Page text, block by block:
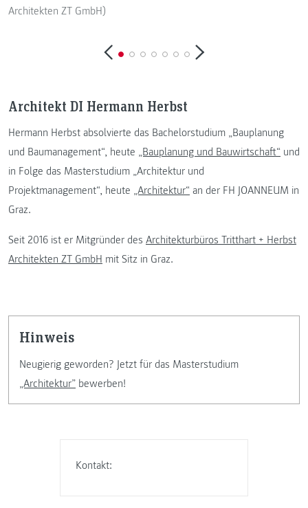
Kontakt:
Architekten ZT GmbH)
Architekt DI Hermann Herbst
Hermann Herbst absolvierte das Bachelorstudium „Bauplanung
und Baumanagement“, heute „Bauplanung und Bauwirtschaft“ und
in Folge das Masterstudium „Architektur und
Projektmanagement“, heute „Architektur“ an der FH JOANNEUM in
Graz.
Seit 2016 ist er Mitgründer des Architekturbüros Tritthart + Herbst
Architekten ZT GmbH mit Sitz in Graz.
Hinweis
Neugierig geworden? Jetzt für das Masterstudium
„Architektur” bewerben!